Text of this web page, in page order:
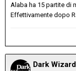
Alaba ha 15 partite di
Effettivamente dopo
Dark Wizard